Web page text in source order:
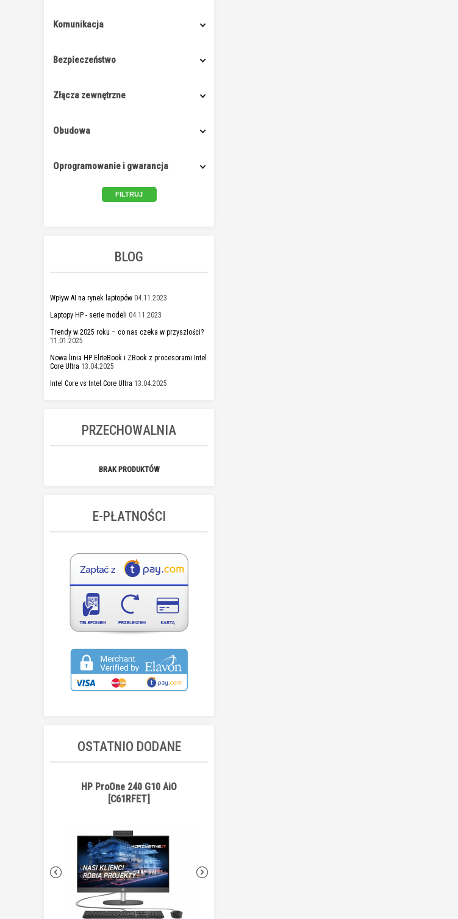
Komunikacja
Bezpieczeństwo
Złącza zewnętrzne
Obudowa
Oprogramowanie i gwarancja
BLOG
Wpływ AI na rynek laptopów 04.11.2023
Laptopy HP - serie modeli 04.11.2023
Trendy w 2025 roku – co nas czeka w przyszłości?
11.01.2025
Nowa linia HP EliteBook i ZBook z procesorami Intel
Core Ultra 13.04.2025
Intel Core vs Intel Core Ultra 13.04.2025
PRZECHOWALNIA
BRAK PRODUKTÓW
E-PŁATNOŚCI
OSTATNIO DODANE
HP ProOne 240 G10 AiO
[C61RFET]